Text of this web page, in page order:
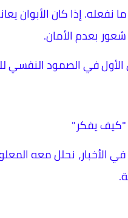
إذا كان الأبوان
بعدم الأمان.
الأول في الصمود النفسي
"كيف يفكر"
الأخبار، نحلل معه